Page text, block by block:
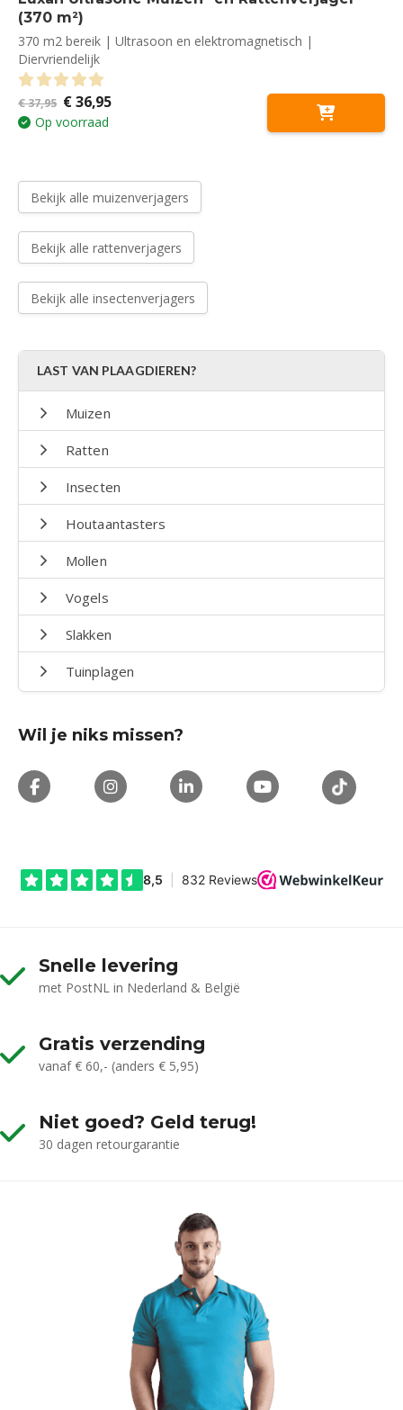
(370 m²)
370 m2 bereik | Ultrasoon en elektromagnetisch |
Diervriendelijk
0out of 5
€37,95 Oorspronkelijke
prijs
was:
€36,95Huidige
Op voorraad
Bekijk alle muizenverjagers
Bekijk alle rattenverjagers
Bekijk alle insectenverjagers
LAST VAN PLAAGDIEREN?
Muizen
Ratten
Insecten
Houtaantasters
Mollen
Vogels
Slakken
Tuinplagen
Wil je niks missen?
Snelle levering
met PostNL in Nederland & België
Gratis verzending
vanaf € 60,- (anders € 5,95)
Niet goed? Geld terug!
30 dagen retourgarantie